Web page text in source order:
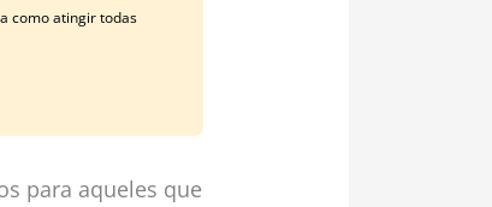
como atingir todas
para aqueles que